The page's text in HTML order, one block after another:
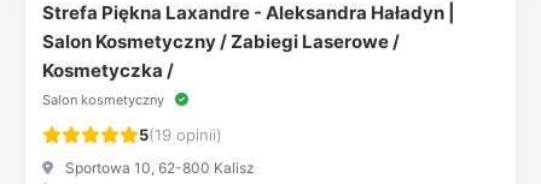
Strefa Piękna Laxandre - Aleksandra Haładyn |
Salon Kosmetyczny / Zabiegi Laserowe /
Kosmetyczka /
Salon kosmetyczny
5(19 opinii)
Sportowa 10, 62-800 Kalisz